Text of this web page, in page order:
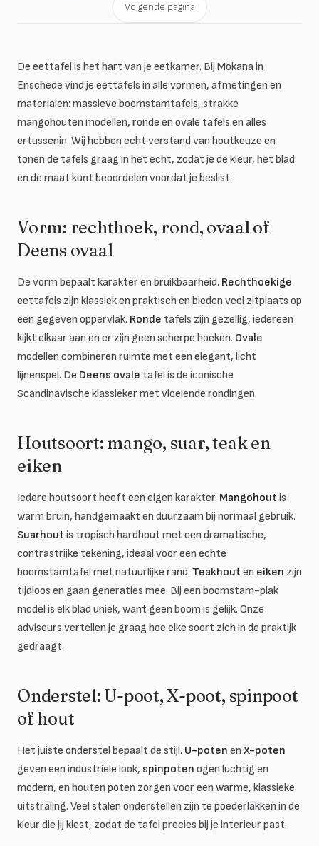
Volgende pagina
De eettafel is het hart van je eetkamer. Bij Mokana in
Enschede vind je eettafels in alle vormen, afmetingen en
materialen: massieve boomstamtafels, strakke
mangohouten modellen, ronde en ovale tafels en alles
ertussenin. Wij hebben echt verstand van houtkeuze en
tonen de tafels graag in het echt, zodat je de kleur, het blad
en de maat kunt beoordelen voordat je beslist.
Vorm: rechthoek, rond, ovaal of
Deens ovaal
De vorm bepaalt karakter en bruikbaarheid. Rechthoekige
eettafels zijn klassiek en praktisch en bieden veel zitplaats op
een gegeven oppervlak. Ronde tafels zijn gezellig, iedereen
kijkt elkaar aan en er zijn geen scherpe hoeken. Ovale
modellen combineren ruimte met een elegant, licht
lijnenspel. De Deens ovale tafel is de iconische
Scandinavische klassieker met vloeiende rondingen.
Houtsoort: mango, suar, teak en
eiken
Iedere houtsoort heeft een eigen karakter. Mangohout is
warm bruin, handgemaakt en duurzaam bij normaal gebruik.
Suarhout is tropisch hardhout met een dramatische,
contrastrijke tekening, ideaal voor een echte
boomstamtafel met natuurlijke rand. Teakhout en eiken zijn
tijdloos en gaan generaties mee. Bij een boomstam-plak
model is elk blad uniek, want geen boom is gelijk. Onze
adviseurs vertellen je graag hoe elke soort zich in de praktijk
gedraagt.
Onderstel: U-poot, X-poot, spinpoot
of hout
Het juiste onderstel bepaalt de stijl. U-poten en X-poten
geven een industriële look, spinpoten ogen luchtig en
modern, en houten poten zorgen voor een warme, klassieke
uitstraling. Veel stalen onderstellen zijn te poederlakken in de
kleur die jij kiest, zodat de tafel precies bij je interieur past.